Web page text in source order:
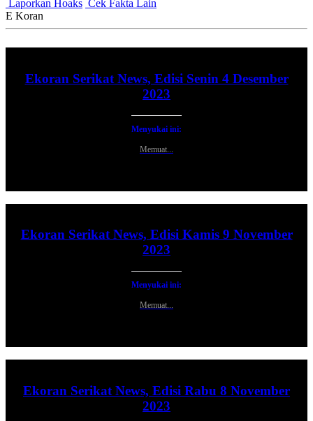
Laporkan Hoaks Cek Fakta Lain
E Koran
Ekoran Serikat News, Edisi Senin 4 Desember
2023
Menyukai ini:
Memuat...
Ekoran Serikat News, Edisi Kamis 9 November
2023
Menyukai ini:
Memuat...
Ekoran Serikat News, Edisi Rabu 8 November
2023